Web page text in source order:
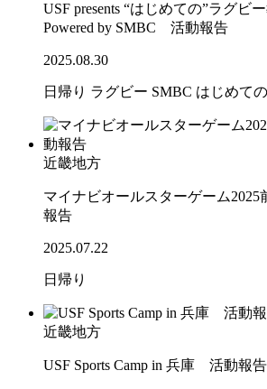
USF presents “はじめての”ラグビ
Powered by SMBC 活動報告
2025.08.30
日帰り ラグビー SMBC はじめての
近畿地方
マイナビオールスターゲーム
報告
2025.07.22
日帰り
近畿地方
USF Sports Camp in 兵庫 活動報告